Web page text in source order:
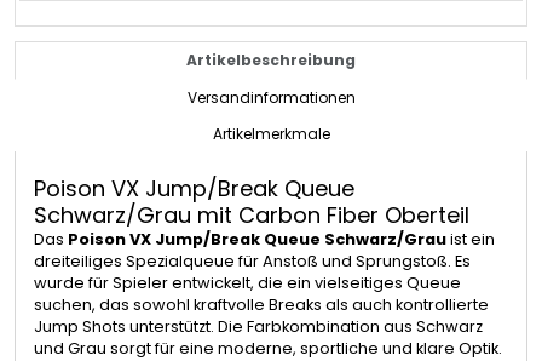
Artikelbeschreibung
Versandinformationen
Artikelmerkmale
Poison VX Jump/Break Queue
Schwarz/Grau mit Carbon Fiber Oberteil
Das Poison VX Jump/Break Queue Schwarz/Grauist ein
dreiteiliges Spezialqueue für Anstoß und Sprungstoß. Es
wurde für Spieler entwickelt, die ein vielseitiges Queue
suchen, das sowohl kraftvolle Breaks als auch kontrollierte
Jump Shots unterstützt. Die Farbkombination aus Schwarz
und Grau sorgt für eine moderne, sportliche und klare Optik.